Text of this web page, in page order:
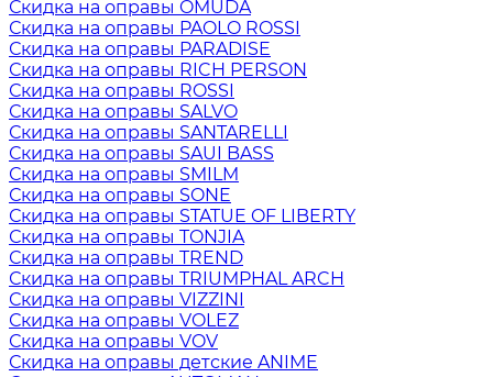
Скидка на оправы OMUDA
Скидка на оправы PAOLO ROSSI
Скидка на оправы PARADISE
Скидка на оправы RICH PERSON
Скидка на оправы ROSSI
Скидка на оправы SALVO
Скидка на оправы SANTARELLI
Скидка на оправы SAUI BASS
Скидка на оправы SMILM
Скидка на оправы SONE
Скидка на оправы STATUE OF LIBERTY
Скидка на оправы TONJIA
Скидка на оправы TREND
Скидка на оправы TRIUMPHAL ARCH
Скидка на оправы VIZZINI
Скидка на оправы VOLEZ
Скидка на оправы VOV
Скидка на оправы детские ANIME